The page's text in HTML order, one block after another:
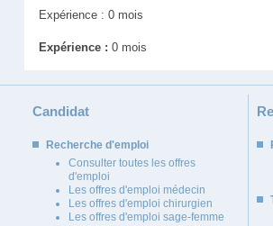
Expérience : 0 mois
Expérience : 0 mois
Candidat
Recherche d'emploi
Consulter toutes les offres
d'emploi
Les offres d'emploi médecin
Les offres d'emploi chirurgien
Les offres d'emploi sage-femme